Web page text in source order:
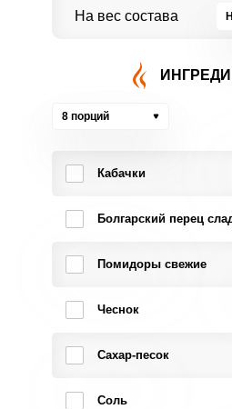
На вес состава
8 порций
Кабачки
Болгарский перец
Помидоры свежие
Чеснок
Сахар-песок
Соль